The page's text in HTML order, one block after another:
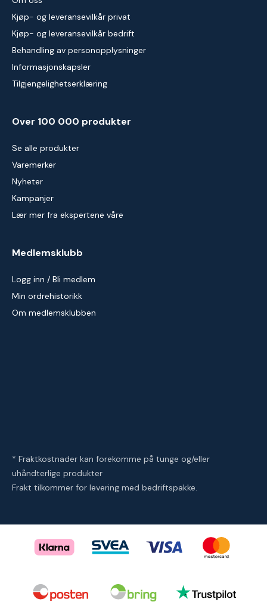
Kjøp- og leveransevilkår privat
Kjøp- og leveransevilkår bedrift
Behandling av personopplysninger
Informasjonskapsler
Tilgjengelighetserklæring
Over 100 000 produkter
Se alle produkter
Varemerker
Nyheter
Kampanjer
Lær mer fra ekspertene våre
Medlemsklubb
Logg inn / Bli medlem
Min ordrehistorikk
Om medlemsklubben
* Fraktkostnader kan forekomme på tunge og/eller
uhåndterlige produkter
Frakt tilkommer for levering med bedriftspakke.